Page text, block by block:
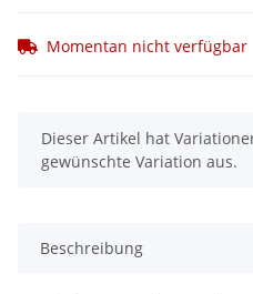
Momentan nicht verfügbar
x
Dieser Artikel hat
gewünschte Variation aus.
Beschreibung